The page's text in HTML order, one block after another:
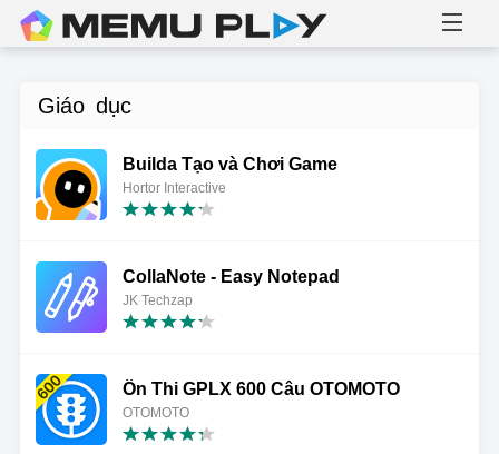
Giáo dục
Builda Tạo và Chơi Game
Hortor Interactive
CollaNote - Easy Notepad
JK Techzap
Ôn Thi GPLX 600 Câu OTOMOTO
OTOMOTO